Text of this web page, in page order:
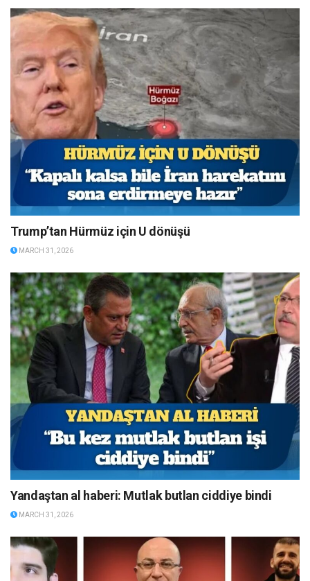
Trump’tan Hürmüz için U dönüşü
MARCH 31, 2026
Yandaştan al haberi: Mutlak butlan ciddiye bindi
MARCH 31, 2026